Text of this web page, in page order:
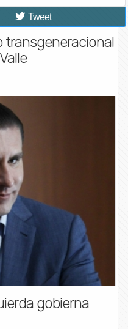
Tweet
transgeneracional
gobierna